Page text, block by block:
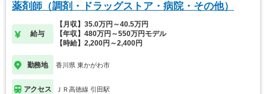
薬剤師（調剤・ドラッグストア・病院・その他）
給与
【月収】35.0万円～40.5万円
【年収】480万円～550万円モデル
【時給】2,200円～2,400円
勤務地 香川県 東かがわ市
アクセス ＪＲ高徳線 引田駅